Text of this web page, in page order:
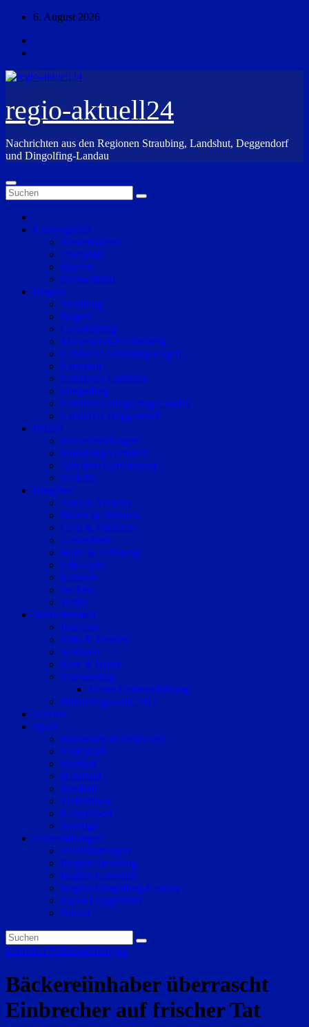
Zum
springen
6. August 2026
regio-aktuell24
Nachrichten aus den Regionen Straubing, Landshut, Deggendorf
und Dingolfing-Landau
Überregional
Niederbayern
Oberpfalz
Bayern
Deutschland
Region
Straubing
Bogen
Geiselhöring
Mallersdorf-Pfaffenberg
Landkreis Straubing-Bogen
Landshut
Landkreis Landshut
Dingolfing
Landkreis Dingolfing-Landau
Landkreis Deggendorf
Polizei
Polizeimeldungen
Fahndung/Vermisste
Aus dem Gerichtssaal
Verkehr
Ratgeber
Auto & Verkehr
Bauen & Wohnen
Geld & Finanzen
Gesundheit
Reise & Erholung
Life-Style
Karriere
Technik
Wetter
Sonderthemen
Podcasts
Kids & Teenies
Senioren
Katz & Hund
Valentinstag
Meine Liebeserklärung
Bundestagswahl 2017
Vereine
Sport
Eishockey/Inlinehockey
Volleyball
Fussball
Handball
Football
Trabrennen
Kampfsport
Sonstige
Veranstaltungen
Veranstaltungen
Region Straubing
Region Landshut
Region Dingolfing-Landau
Raum Deggendorf
Bluval
Landshut Polizeimeldungen
Bäckereiinhaber überrascht
Einbrecher auf frischer Tat